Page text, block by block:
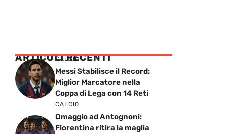
ARTICOLI RECENTI
CALCIO
Messi Stabilisce il Record:
Miglior Marcatore nella
Coppa di Lega con 14 Reti
CALCIO
Omaggio ad Antognoni:
Fiorentina ritira la maglia